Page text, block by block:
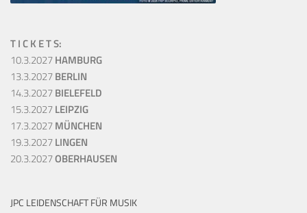
T I C K E T S:
10.3.2027HAMBURG
13.3.2027BERLIN
14.3.2027BIELEFELD
15.3.2027LEIPZIG
17.3.2027MÜNCHEN
19.3.2027LINGEN
20.3.2027OBERHAUSEN
JPC LEIDENSCHAFT FÜR MUSIK